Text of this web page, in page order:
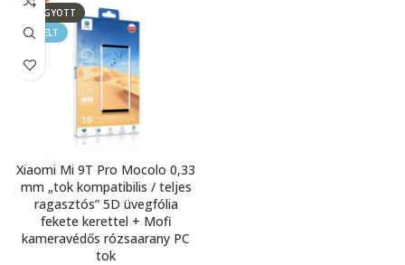
ELFOGYOTT
KIEMELT
Xiaomi Mi 9T Pro Mocolo 0,33
mm „tok kompatibilis / teljes
ragasztós” 5D üvegfólia
fekete kerettel + Mofi
kameravédős rózsaarany PC
tok